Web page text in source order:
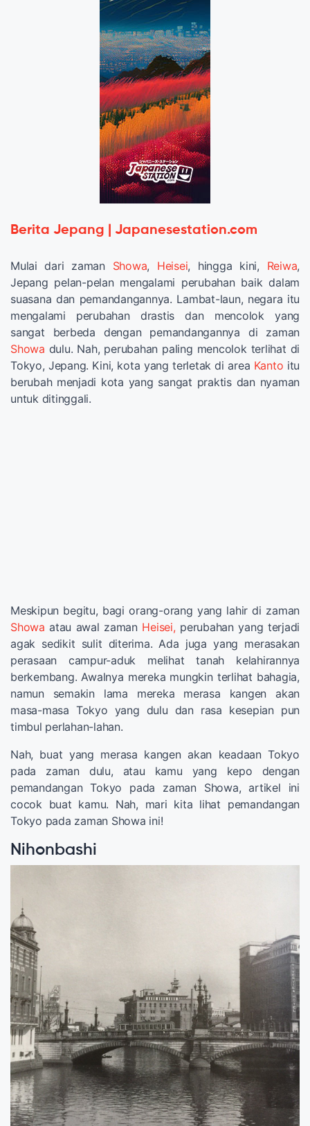
Berita Jepang | Japanesestation.com
Mulai dari zaman Showa, Heisei, hingga kini, Reiwa,
Jepang pelan-pelan mengalami perubahan baik dalam
suasana dan pemandangannya. Lambat-laun, negara itu
mengalami perubahan drastis dan mencolok yang
sangat berbeda dengan pemandangannya di zaman
Showa dulu. Nah, perubahan paling mencolok terlihat di
Tokyo, Jepang. Kini, kota yang terletak di area Kanto itu
berubah menjadi kota yang sangat praktis dan nyaman
untuk ditinggali.
Meskipun begitu, bagi orang-orang yang lahir di zaman
Showa atau awal zaman Heisei, perubahan yang terjadi
agak sedikit sulit diterima. Ada juga yang merasakan
perasaan campur-aduk melihat tanah kelahirannya
berkembang. Awalnya mereka mungkin terlihat bahagia,
namun semakin lama mereka merasa kangen akan
masa-masa Tokyo yang dulu dan rasa kesepian pun
timbul perlahan-lahan.
Nah, buat yang merasa kangen akan keadaan Tokyo
pada zaman dulu, atau kamu yang kepo dengan
pemandangan Tokyo pada zaman Showa, artikel ini
cocok buat kamu. Nah, mari kita lihat pemandangan
Tokyo pada zaman Showa ini!
Nihonbashi